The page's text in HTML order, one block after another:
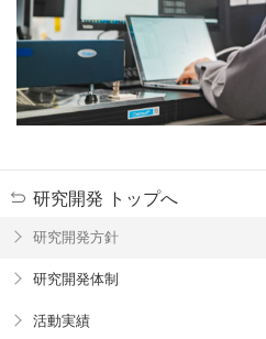
研究開発 トップへ
研究開発方針
研究開発体制
活動実績